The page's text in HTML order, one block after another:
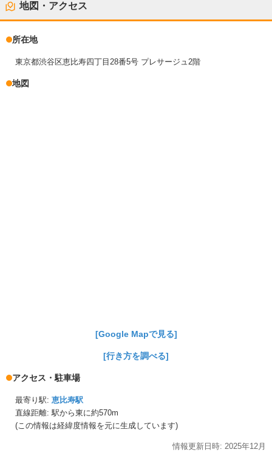
地図・アクセス
所在地
東京都渋谷区恵比寿四丁目28番5号 プレサージュ2階
地図
[Google Mapで見る]
[行き方を調べる]
アクセス・駐車場
最寄り駅: 恵比寿駅
直線距離: 駅から東に約570m
(この情報は経緯度情報を元に生成しています)
情報更新日時: 2025年12月